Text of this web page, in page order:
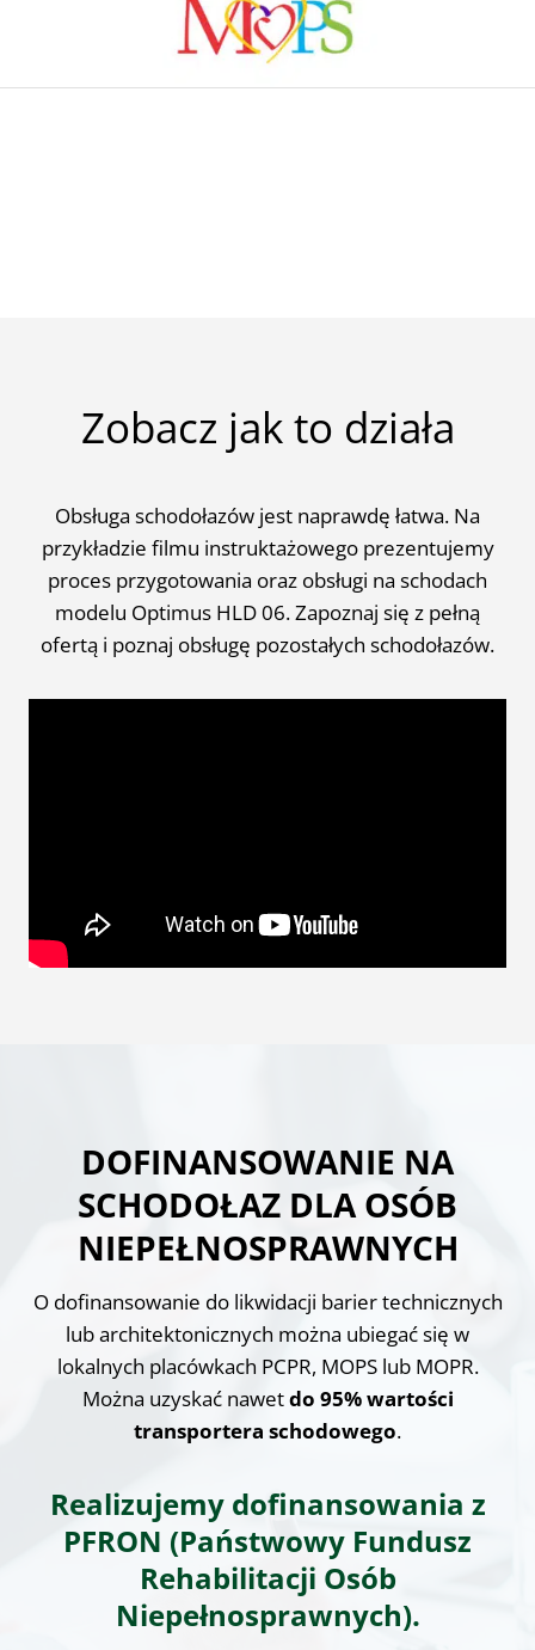
Zobacz jak to działa
Obsługa schodołazów jest naprawdę łatwa. Na
przykładzie filmu instruktażowego prezentujemy
proces przygotowania oraz obsługi na schodach
modelu Optimus HLD 06. Zapoznaj się z pełną
ofertą i poznaj obsługę pozostałych schodołazów.
DOFINANSOWANIE NA
SCHODOŁAZ DLA OSÓB
NIEPEŁNOSPRAWNYCH
O dofinansowanie do likwidacji barier technicznych
lub architektonicznych można ubiegać się w
lokalnych placówkach PCPR, MOPS lub MOPR.
Można uzyskać nawetdo 95% wartości
transportera schodowego.
Realizujemy dofinansowania z
PFRON (Państwowy Fundusz
Rehabilitacji Osób
Niepełnosprawnych).